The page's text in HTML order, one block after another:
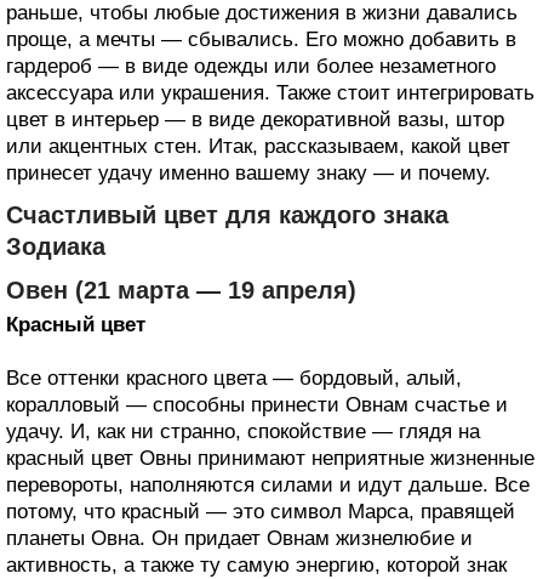
раньше, чтобы любые достижения в жизни давались
проще, а мечты — сбывались. Его можно добавить в
гардероб — в виде одежды или более незаметного
аксессуара или украшения. Также стоит интегрировать
цвет в интерьер — в виде декоративной вазы, штор
или акцентных стен. Итак, рассказываем, какой цвет
принесет удачу именно вашему знаку — и почему.
Счастливый цвет для каждого знака
Зодиака
Овен (21 марта — 19 апреля)
Красный цвет
Все оттенки красного цвета — бордовый, алый,
коралловый — способны принести Овнам счастье и
удачу. И, как ни странно, спокойствие — глядя на
красный цвет Овны принимают неприятные жизненные
перевороты, наполняются силами и идут дальше. Все
потому, что красный — это символ Марса, правящей
планеты Овна. Он придает Овнам жизнелюбие и
активность, а также ту самую энергию, которой знак